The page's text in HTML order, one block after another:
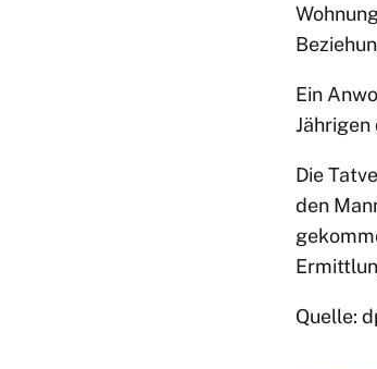
Ein
Jährigen
Die
den
Quelle: